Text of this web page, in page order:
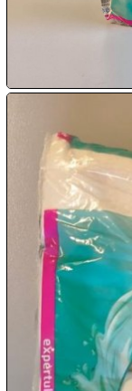
08.08:
Megaabverkauf
08.08:
08.08:
09.08:
09.08: